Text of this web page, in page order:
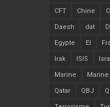
CFT Chine
Daesh dat
Egypte EI
Irak ISIS
Marine
Qatar QBJ